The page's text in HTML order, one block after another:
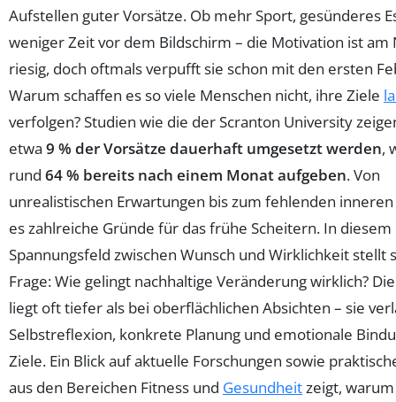
Aufstellen guter Vorsätze. Ob mehr Sport, gesünderes
weniger Zeit vor dem Bildschirm – die Motivation ist am
riesig, doch oftmals verpufft sie schon mit den ersten
Warum schaffen es so viele Menschen nicht, ihre Ziele
verfolgen? Studien wie die der Scranton University
etwa 9 % der Vorsätze dauerhaft umgesetzt werden,
rund 64 % bereits nach einem Monat aufgeben. Von
unrealistischen Erwartungen bis zum fehlenden
es zahlreiche Gründe für das frühe Scheitern. In diesem
Spannungsfeld zwischen Wunsch und Wirklichkeit stellt
Frage: Wie gelingt nachhaltige Veränderung wirklich?
liegt oft tiefer als bei oberflächlichen Absichten – sie
Selbstreflexion, konkrete Planung und emotionale
Ziele. Ein Blick auf aktuelle Forschungen sowie
aus den Bereichen Fitness und Gesundheitzeigt,